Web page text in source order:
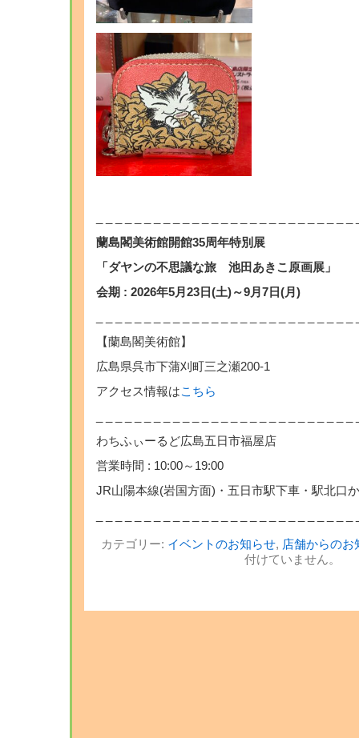
蘭島閣美術館開館35周年特別展
「ダヤンの不思議な旅 池田あきこ原画展」
会期 : 2026年5月23日(土)～9月7日(月)
【蘭島閣美術館】
広島県呉市下蒲刈町三之瀬200-1
アクセス情報はこちら
わちふぃーるど広島五日市福屋店
営業時間 : 10:00～19:00
JR山陽本線(岩国方面)・五日市駅下車・駅北口
カテゴリー: イベントのお知らせ, 店舗からのお
付けていません。